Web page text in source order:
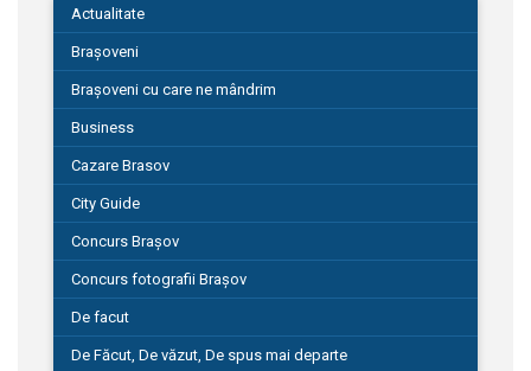
Actualitate
Brașoveni
Brașoveni cu care ne mândrim
Business
Cazare Brasov
City Guide
Concurs Brașov
Concurs fotografii Brașov
De facut
De Făcut, De văzut, De spus mai departe